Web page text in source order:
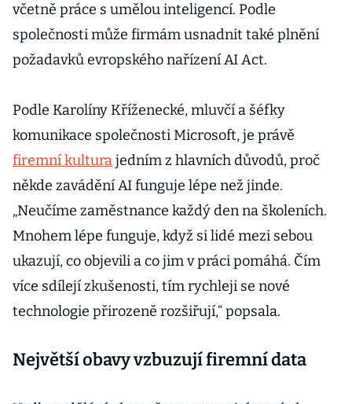
včetně práce s umělou inteligencí. Podle
společnosti může firmám usnadnit také plnění
požadavků evropského nařízení AI Act.
Podle Karolíny Kříženecké, mluvčí a šéfky
komunikace společnosti Microsoft, je právě
firemní kulturajedním z hlavních důvodů, proč
někde zavádění AI funguje lépe než jinde.
„Neučíme zaměstnance každý den na školeních.
Mnohem lépe funguje, když si lidé mezi sebou
ukazují, co objevili a co jim v práci pomáhá. Čím
více sdílejí zkušenosti, tím rychleji se nové
technologie přirozeně rozšiřují,“ popsala.
Největší obavy vzbuzují firemní data